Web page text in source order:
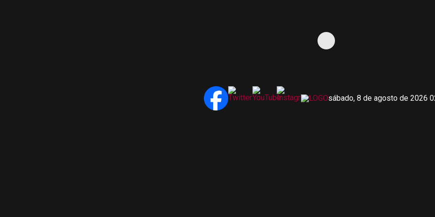
sábado, 8 de agosto de 2026